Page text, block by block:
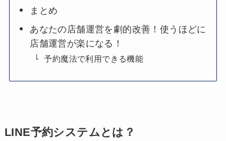
まとめ
あなたの店舗運営を劇的改善！使うほどに
店舗運営が楽になる！
予約魔法で利用できる機能
LINE予約システムとは？